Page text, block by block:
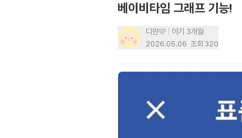
베이비타임 그래프 기능!
디원🩷
아기 3개월
2026.05.06 조회 320